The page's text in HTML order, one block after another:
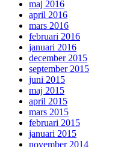
maj 2016
april 2016
mars 2016
februari 2016
januari 2016
december 2015
september 2015
juni 2015
maj 2015
april 2015
mars 2015
februari 2015
januari 2015
november 2014